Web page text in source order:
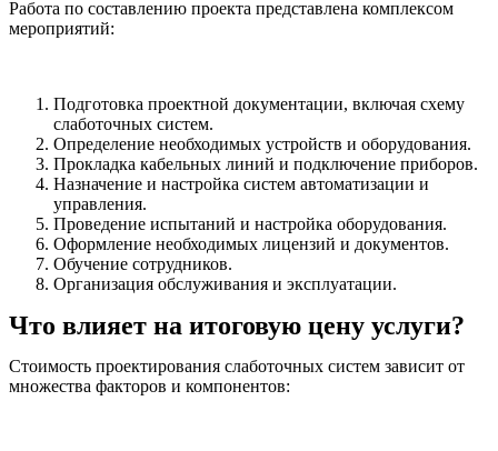
Работа по составлению проекта представлена комплексом
мероприятий:
Подготовка проектной документации, включая схему
слаботочных систем.
Определение необходимых устройств и оборудования.
Прокладка кабельных линий и подключение приборов.
Назначение и настройка систем автоматизации и
управления.
Проведение испытаний и настройка оборудования.
Оформление необходимых лицензий и документов.
Обучение сотрудников.
Организация обслуживания и эксплуатации.
Что влияет на итоговую цену услуги?
Стоимость проектирования слаботочных систем зависит от
множества факторов и компонентов: